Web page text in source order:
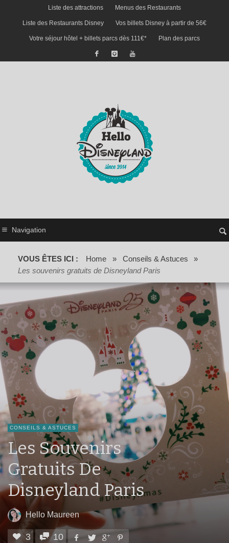
Liste des attractions Menus des Restaurants
Liste des Restaurants Disney Vos billets Disney à partir de 56€
Votre séjour hôtel + billets parcs dès 111€* Plan des parcs
Navigation
VOUS ÊTES ICI : Home » Conseils & Astuces
»
Les souvenirs gratuits de Disneyland Paris
CONSEILS & ASTUCES
Les Souvenirs
Gratuits De
Disneyland Paris
Hello Maureen
3 10